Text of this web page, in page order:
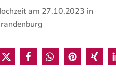
am 27.10.2023 in